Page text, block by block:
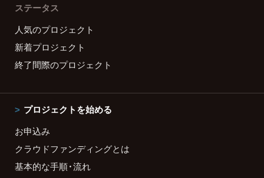
ステータス
人気のプロジェクト
新着プロジェクト
終了間際のプロジェクト
プロジェクトを始める
お申込み
クラウドファンディングとは
基本的な手順・流れ